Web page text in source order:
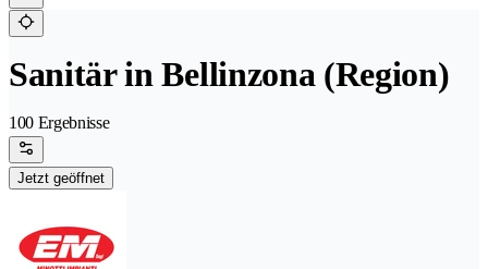
Sanitär in Bellinzona (Region)
100 Ergebnisse
Jetzt geöffnet